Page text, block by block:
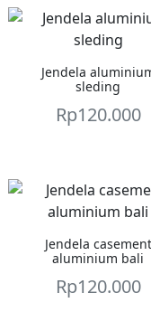
Jendela
sleding
Rp120.000
Jendela casement
aluminium bali
Rp120.000